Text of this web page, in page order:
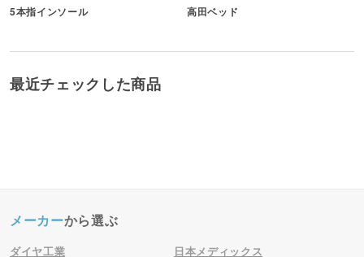
5本指インソール 高田ベッド
最近チェックした商品
メーカーから選ぶ
ダイヤ工業
日本メディックス